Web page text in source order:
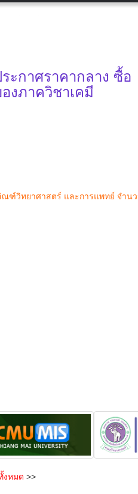
ะกาศราคากลาง ซื้อ
งภาควิชาเคมี
ณฑ์วิทยาศาสตร์ และการแพทย์ จำน
งหมด >>